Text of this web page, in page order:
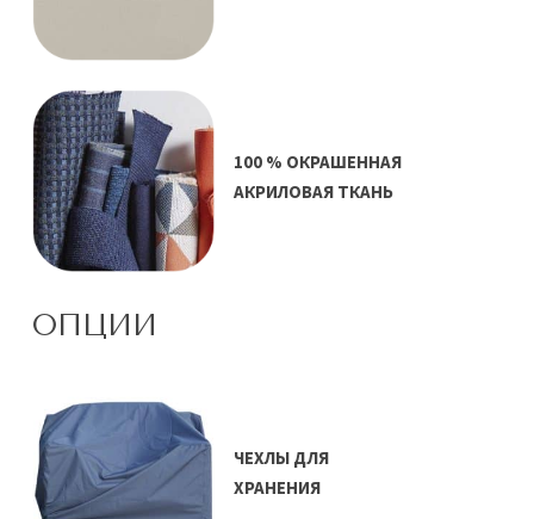
100 % ОКРАШЕННАЯ
АКРИЛОВАЯ ТКАНЬ
ОПЦИИ
ЧЕХЛЫ ДЛЯ
ХРАНЕНИЯ